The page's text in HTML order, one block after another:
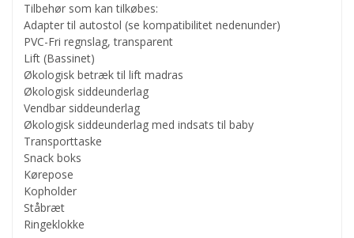
Tilbehør som kan tilkøbes:
Adapter til autostol (se kompatibilitet nedenunder)
PVC-Fri regnslag, transparent
Lift (Bassinet)
Økologisk betræk til lift madras
Økologisk siddeunderlag
Vendbar siddeunderlag
Økologisk siddeunderlag med indsats til baby
Transporttaske
Snack boks
Kørepose
Kopholder
Ståbræt
Ringeklokke